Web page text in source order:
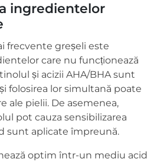
ingredientelor
frecvente greșeli este
care nu funcționează
și acizii AHA/BHA sunt
folosirea lor simultană poate
ale pielii. De asemenea,
pot cauza sensibilizarea
sunt aplicate împreună.
optim într-un mediu acid